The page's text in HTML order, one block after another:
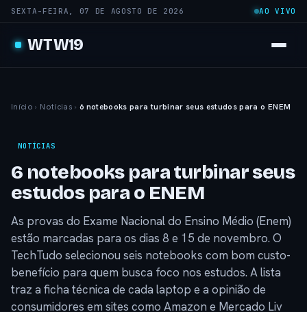
SEXTA-FEIRA, 07 DE AGOSTO DE 2026 AO VIVO
WTW19
Início › Notícias › 6 notebooks para turbinar seus estudos para o ENEM
NOTÍCIAS
6 notebooks para turbinar seus
estudos para o ENEM
As provas do Exame Nacional do Ensino Médio (Enem)
estão marcadas para os dias 8 e 15 de novembro. O
TechTudo selecionou seis notebooks com bom custo-
benefício para quem busca foco nos estudos. A lista
traz a ficha técnica de cada laptop e a opinião de
consumidores em sites como Amazon e Mercado Liv